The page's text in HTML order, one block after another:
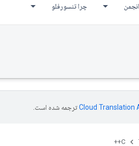
انجمن چرا تنسورفلو
ترجمه شده است.
C++